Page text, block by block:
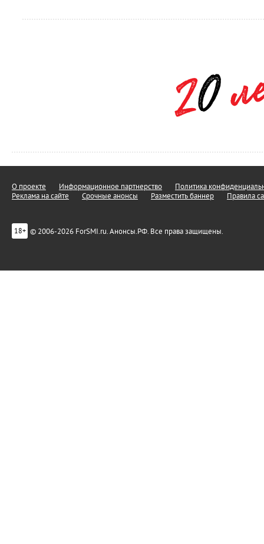
О проекте Информационное партнерство
Политика
Реклама на сайте
Срочные анонсы Разместить баннер Правила
18+ © 2006-2026 ForSMI.ru. Анонсы.РФ. Все права защищены.